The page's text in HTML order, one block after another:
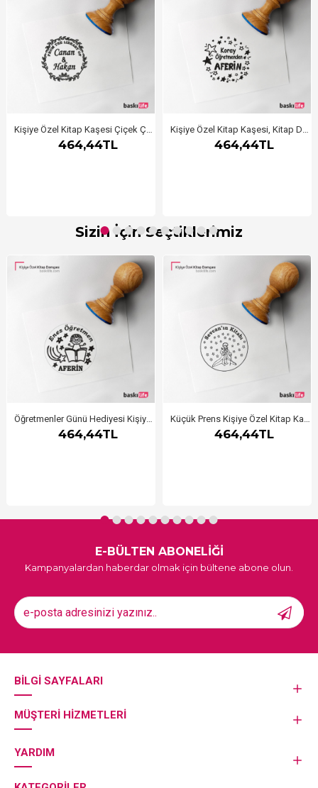
Kişiye Özel Kitap Kaşesi Çiçek Çerçeveli
464,44TL
Kişiye Özel Kitap Kaşesi, Kitap Damgası, Kitap Mührü Öğretmen Kaşesi Aferin
464,44TL
Sizin İçin Seçtiklerimiz
Öğretmenler Günü Hediyesi Kişiye Özel Kitap Kaşesi, Kitap Damgası, Kitap Mührü 2
464,44TL
Küçük Prens Kişiye Özel Kitap Kaşesi, Kitap Damgası, Kitap Mührü
464,44TL
E-BÜLTEN ABONELİĞİ
Kampanyalardan haberdar olmak için bültene abone olun.
BILGI SAYFALARI
MÜŞTERI HIZMETLERI
YARDIM